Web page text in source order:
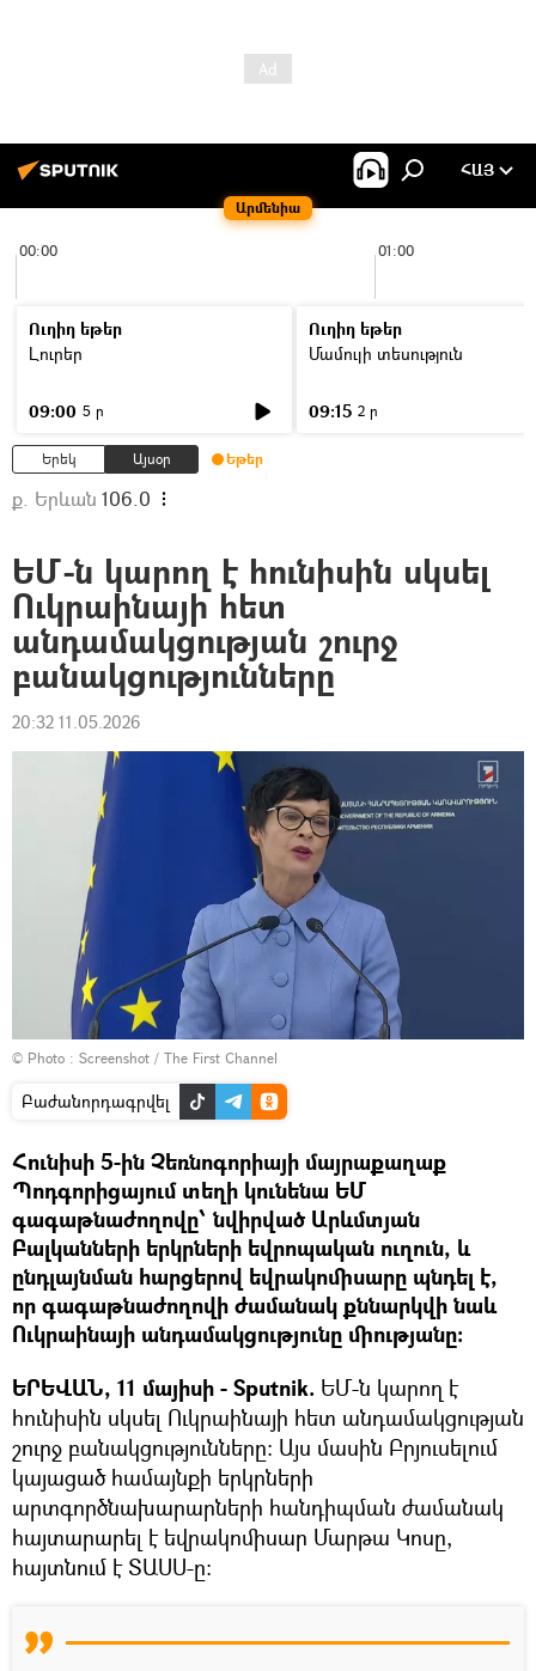
Արմենիա
ՀԱՅ
00:00 01:00
Ուղիղ եթեր
Լուրեր
09:00 5 ր
Ուղիղ եթեր
Մամուլի տեսություն
09:15 2 ր
Երեկ Այսօր Եթեր
ք. Երևան 106.0
ԵՄ-ն կարող է հունիսին սկսել
Ուկրաինայի հետ
անդամակցության շուրջ
բանակցությունները
20:32 11.05.2026
© Photo : Screenshot / The First Channel
Բաժանորդագրվել
Հունիսի 5-ին Չեռնոգորիայի մայրաքաղաք
Պոդգորիցայում տեղի կունենա ԵՄ
գագաթնաժողովը՝ նվիրված Արևմտյան
Բալկանների երկրների եվրոպական ուղուն, և
ընդլայնման հարցերով եվրակոմիսարը պնդել է,
որ գագաթնաժողովի ժամանակ քննարկվի նաև
Ուկրաինայի անդամակցությունը միությանը։
ԵՐԵՎԱՆ, 11 մայիսի - Sputnik. ԵՄ-ն կարող է
հունիսին սկսել Ուկրաինայի հետ անդամակցության
շուրջ բանակցությունները։ Այս մասին Բրյուսելում
կայացած համայնքի երկրների
արտգործնախարարների հանդիպման ժամանակ
հայտարարել է եվրակոմիսար Մարթա Կոսը,
հայտնում է ՏԱՍՍ-ը։